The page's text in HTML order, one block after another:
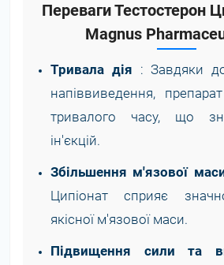
Переваги Тестостерон
Magnus
Тривала дія : Завдяки
напіввиведення,
тривалого часу, що
ін'єкцій.
Збільшення м'язової
Ципіонат сприяє
якісної м'язової маси.
Підвищення сили та